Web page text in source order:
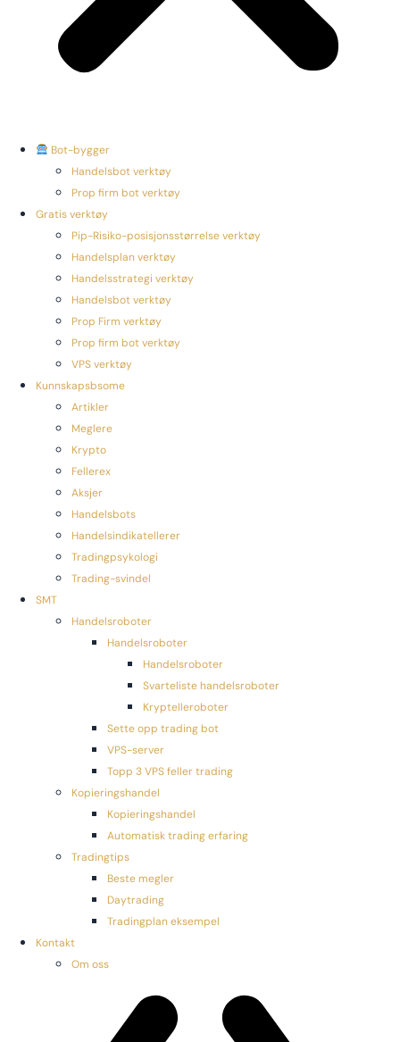
Bot-bygger
Handelsbot verktøy
Prop firm bot verktøy
Gratis verktøy
Pip-Risiko-posisjonsstørrelse verktøy
Handelsplan verktøy
Handelsstrategi verktøy
Handelsbot verktøy
Prop Firm verktøy
Prop firm bot verktøy
VPS verktøy
Kunnskapsbsome
Artikler
Meglere
Krypto
Fellerex
Aksjer
Handelsbots
Handelsindikatellerer
Tradingpsykologi
Trading-svindel
SMT
Handelsroboter
Handelsroboter
Handelsroboter
Svarteliste handelsroboter
Kryptelleroboter
Sette opp trading bot
VPS-server
Topp 3 VPS feller trading
Kopieringshandel
Kopieringshandel
Automatisk trading erfaring
Tradingtips
Beste megler
Daytrading
Tradingplan eksempel
Kontakt
Om oss